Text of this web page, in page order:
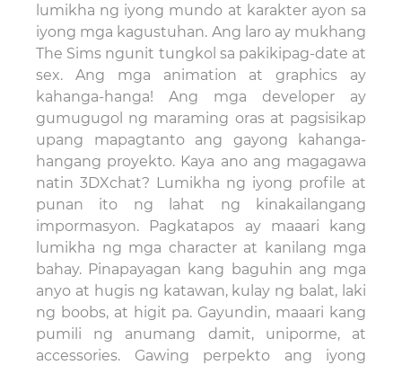
lumikha ng iyong mundo at karakter ayon sa
iyong mga kagustuhan. Ang laro ay mukhang
The Sims ngunit tungkol sa pakikipag-date at
sex. Ang mga animation at graphics ay
kahanga-hanga! Ang mga developer ay
gumugugol ng maraming oras at pagsisikap
upang mapagtanto ang gayong kahanga-
hangang proyekto. Kaya ano ang magagawa
natin 3DXchat? Lumikha ng iyong profile at
punan ito ng lahat ng kinakailangang
impormasyon. Pagkatapos ay maaari kang
lumikha ng mga character at kanilang mga
bahay. Pinapayagan kang baguhin ang mga
anyo at hugis ng katawan, kulay ng balat, laki
ng boobs, at higit pa. Gayundin, maaari kang
pumili ng anumang damit, uniporme, at
accessories. Gawing perpekto ang iyong